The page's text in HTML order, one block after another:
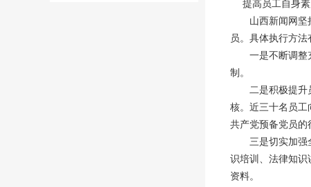
提高员工自身素
山西新闻网坚持
员。具体执行方法
一是不断调整充
制。
二是积极提升员
核。近三十名员工
共产党预备党员的
三是切实加强全
识培训、法律知识
资料。